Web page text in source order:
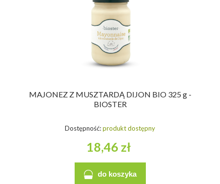
MAJONEZ Z MUSZTARDĄ DIJON BIO 325 g -
BIOSTER
Dostępność:produkt dostępny
18,46 zł
do koszyka